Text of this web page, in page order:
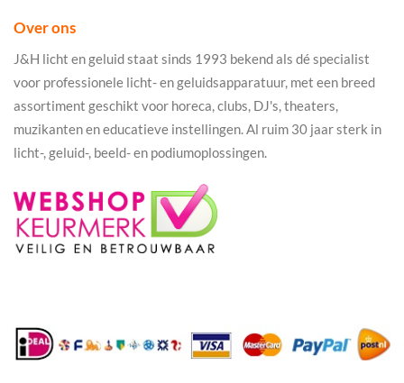
Over ons
J&H licht en geluid staat sinds 1993 bekend als dé specialist
voor professionele licht- en geluidsapparatuur, met een breed
assortiment geschikt voor horeca, clubs, DJ's, theaters,
muzikanten en educatieve instellingen. Al ruim 30 jaar sterk in
licht-, geluid-, beeld- en podiumoplossingen.